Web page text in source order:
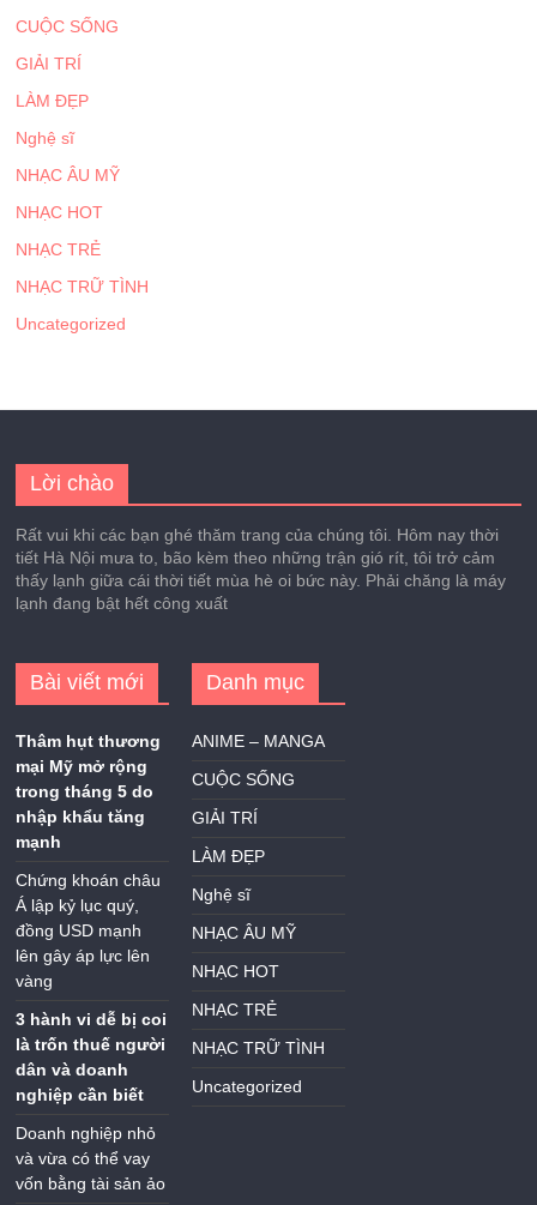
CUỘC SỐNG
GIẢI TRÍ
LÀM ĐẸP
Nghệ sĩ
NHẠC ÂU MỸ
NHẠC HOT
NHẠC TRẺ
NHẠC TRỮ TÌNH
Uncategorized
Lời chào
Rất vui khi các bạn ghé thăm trang của chúng tôi. Hôm nay thời
tiết Hà Nội mưa to, bão kèm theo những trận gió rít, tôi trở cảm
thấy lạnh giữa cái thời tiết mùa hè oi bức này. Phải chăng là máy
lạnh đang bật hết công xuất
Bài viết mới
Thâm hụt thương
mại Mỹ mở rộng
trong tháng 5 do
nhập khẩu tăng
mạnh
Chứng khoán châu
Á lập kỷ lục quý,
đồng USD mạnh
lên gây áp lực lên
vàng
3 hành vi dễ bị coi
là trốn thuế người
dân và doanh
nghiệp cần biết
Doanh nghiệp nhỏ
và vừa có thể vay
vốn bằng tài sản ảo
Danh mục
ANIME – MANGA
CUỘC SỐNG
GIẢI TRÍ
LÀM ĐẸP
Nghệ sĩ
NHẠC ÂU MỸ
NHẠC HOT
NHẠC TRẺ
NHẠC TRỮ TÌNH
Uncategorized